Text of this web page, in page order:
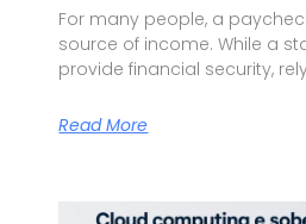
For many people, a
source of income. While a
provide financial security,
Read More